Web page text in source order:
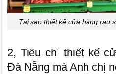
Tại sao thiết kế cửa hàng rau
2, Tiêu chí thiết kế
Đà Nẵng mà Anh chị